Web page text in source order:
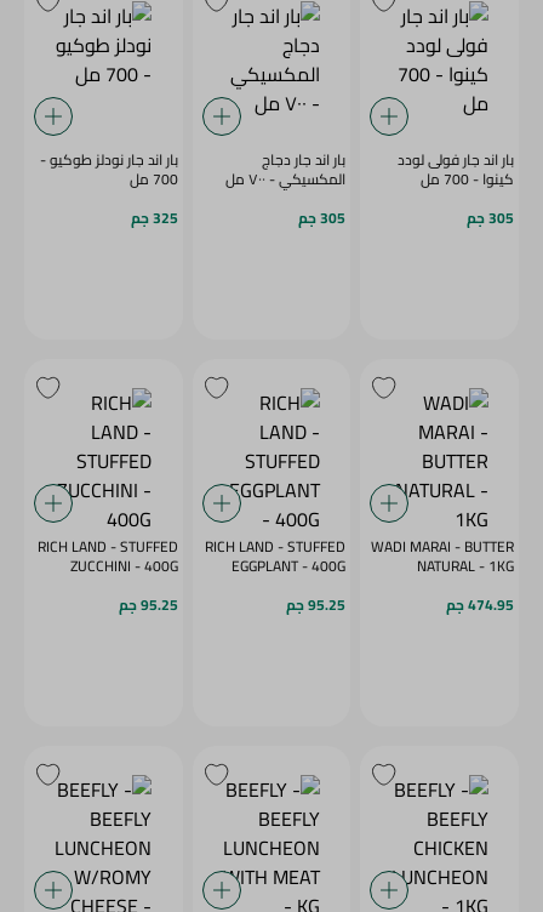
بار اند جار فولى لودد
كينوا - 700 مل
305 جم
بار اند جار دجاج
المكسيكي - ٧٠٠ مل
305 جم
بار اند جار نودلز طوكيو -
700 مل
325 جم
WADI MARAI - BUTTER
NATURAL - 1KG
474.95 جم
RICH LAND - STUFFED
EGGPLANT - 400G
95.25 جم
RICH LAND - STUFFED
ZUCCHINI - 400G
95.25 جم